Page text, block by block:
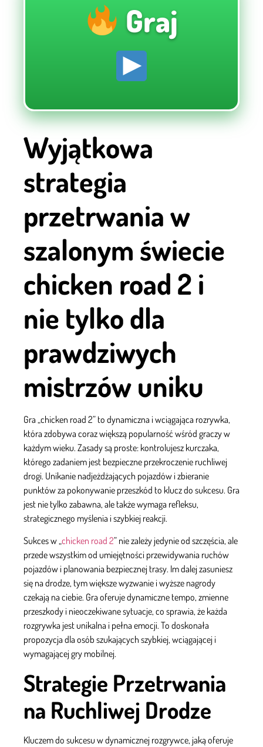
Graj
Wyjątkowa
strategia
przetrwania w
szalonym świecie
chicken road 2 i
nie tylko dla
prawdziwych
mistrzów uniku
Gra „chicken road 2” to dynamiczna i wciągająca rozrywka,
która zdobywa coraz większą popularność wśród graczy w
każdym wieku. Zasady są proste: kontrolujesz kurczaka,
którego zadaniem jest bezpieczne przekroczenie ruchliwej
drogi. Unikanie nadjeżdżających pojazdów i zbieranie
punktów za pokonywanie przeszkód to klucz do sukcesu. Gra
jest nie tylko zabawna, ale także wymaga refleksu,
strategicznego myślenia i szybkiej reakcji.
Sukces w „chicken road 2” nie zależy jedynie od szczęścia, ale
przede wszystkim od umiejętności przewidywania ruchów
pojazdów i planowania bezpiecznej trasy. Im dalej zasuniesz
się na drodze, tym większe wyzwanie i wyższe nagrody
czekają na ciebie. Gra oferuje dynamiczne tempo, zmienne
przeszkody i nieoczekiwane sytuacje, co sprawia, że każda
rozgrywka jest unikalna i pełna emocji. To doskonała
propozycja dla osób szukających szybkiej, wciągającej i
wymagającej gry mobilnej.
Strategie Przetrwania
na Ruchliwej Drodze
Kluczem do sukcesu w dynamicznej rozgrywce, jaką oferuje